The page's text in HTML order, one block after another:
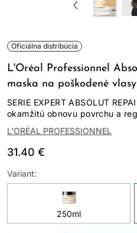
Oficiálna distribúcia
L'Oréal Professionnel
maska na poškodené
SERIE EXPERT ABSOLUT
okamžitú obnovu povrchu a
L'ORÉAL PROFESSIONNEL
31.40 €
Variant:
250ml